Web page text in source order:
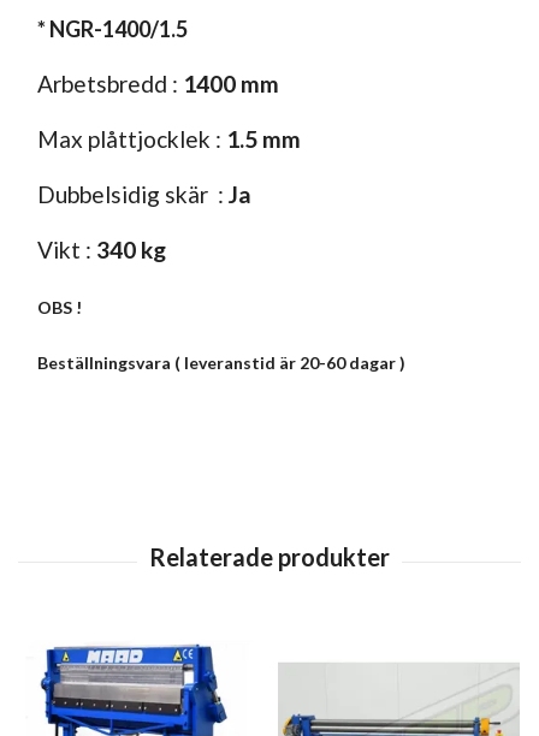
* NGR-1400/1.5
Arbetsbredd : 1400 mm
Max plåttjocklek : 1.5 mm
Dubbelsidig skär : Ja
Vikt : 340 kg
OBS !
Beställningsvara ( leveranstid är 20-60 dagar )